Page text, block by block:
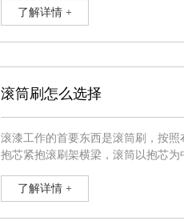
直接将其浸在油漆
了解详情 +
滚筒刷怎么选择
滚漆工作的首要东西是滚筒刷，按
抱芯紧抱滚刷架横梁，滚筒以抱芯
刷用以直连式滚刷头的装置
了解详情 +